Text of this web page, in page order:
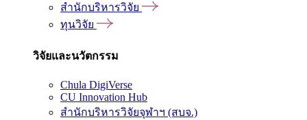
สำนักบริหารวิจัย
ทุนวิจัย
วิจัยและนวัตกรรม
Chula DigiVerse
CU Innovation Hub
สำนักบริหารวิจัยจุฬาฯ (สบจ.)